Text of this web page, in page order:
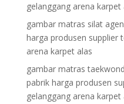
gelanggang arena karpet
gambar matras silat
harga produsen supplier
arena karpet alas
gambar matras
pabrik harga produsen
gelanggang arena karpet